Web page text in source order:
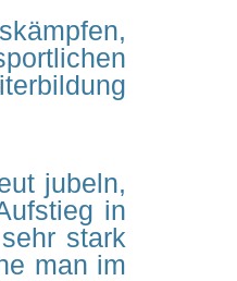
jubeln,
in
stark
man im